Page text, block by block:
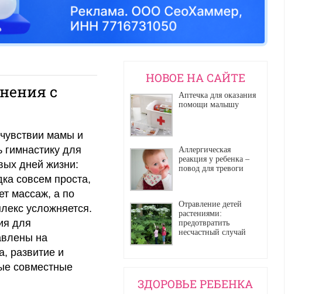
с
мамы и
для
дней жизни:
совсем проста,
массаж, а по
усложняется.
для
на
развитие и
совместные
НОВОЕ НА САЙТЕ
Аптечка для оказания
помощи малышу
Аллергическая
реакция у ребенка –
повод для тревоги
Отравление детей
растениями:
предотвратить
несчастный случай
ЗДОРОВЬЕ РЕБЕНКА